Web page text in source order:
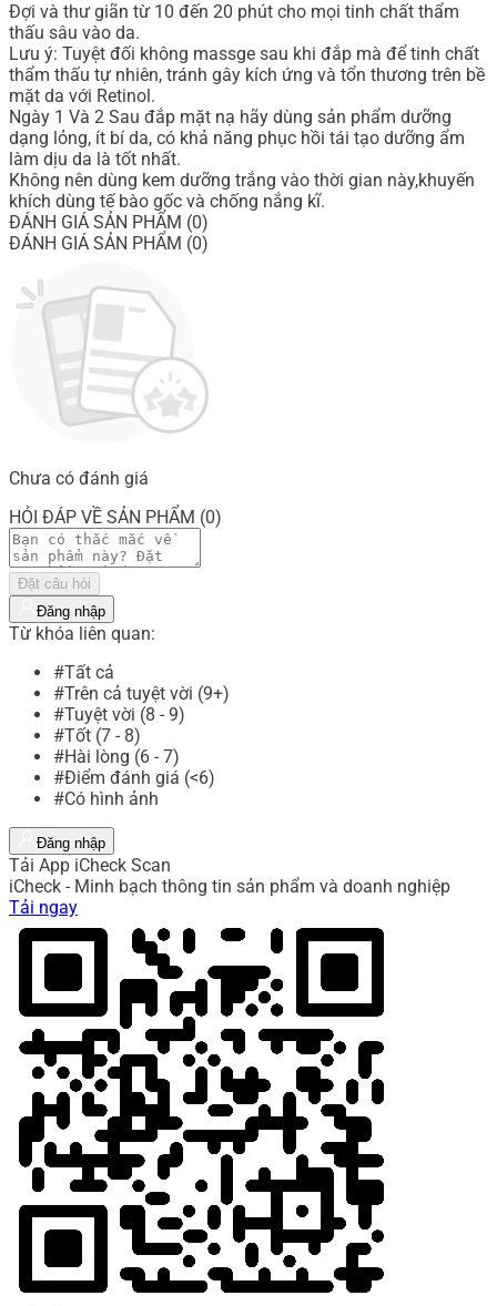
Đợi và thư giãn từ 10 đến 20 phút cho mọi tinh chất thẩm
thấu sâu vào da.
Lưu ý: Tuyệt đối không massge sau khi đắp mà để tinh chất
thẩm thấu tự nhiên, tránh gây kích ứng và tổn thương trên bề
mặt da với Retinol.
Ngày 1 Và 2 Sau đắp mặt nạ hãy dùng sản phẩm dưỡng
dạng lỏng, ít bí da, có khả năng phục hồi tái tạo dưỡng ẩm
làm dịu da là tốt nhất.
Không nên dùng kem dưỡng trắng vào thời gian này,khuyến
khích dùng tế bào gốc và chống nắng kĩ.
ĐÁNH GIÁ SẢN PHẨM (0)
ĐÁNH GIÁ SẢN PHẨM (0)
Chưa có đánh giá
HỎI ĐÁP VỀ SẢN PHẨM (0)
Đặt câu hỏi
Đăng nhập
Từ khóa liên quan:
#Tất cả
#Trên cả tuyệt vời (9+)
#Tuyệt vời (8 - 9)
#Tốt (7 - 8)
#Hài lòng (6 - 7)
#Điểm đánh giá (<6)
#Có hình ảnh
Đăng nhập
Tải App iCheck Scan
iCheck - Minh bạch thông tin sản phẩm và doanh nghiệp
Tải ngay